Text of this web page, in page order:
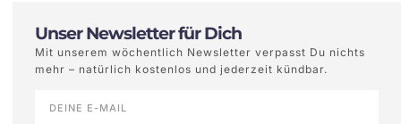
Unser Newsletter für Dich
Mit unserem wöchentlich Newsletter verpasst Du nichts
mehr – natürlich kostenlos und jederzeit kündbar.